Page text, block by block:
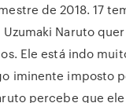
de 2018. 17
Naruto
Ele está indo
iminente imposto
percebe que